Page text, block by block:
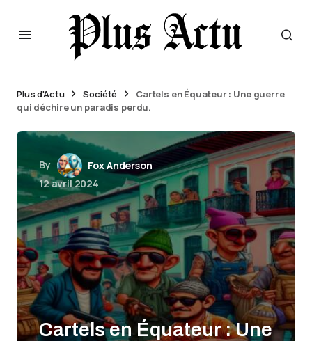
Plus d'Actu Société
Cartels en Équateur : Une guerre
qui déchire un paradis perdu.
By
Fox Anderson
12 avril 2024
Cartels en Équateur : Une